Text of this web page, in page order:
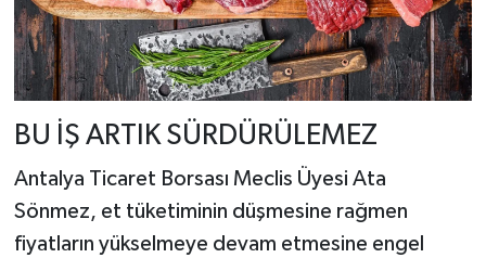
BU İŞ ARTIK SÜRDÜRÜLEMEZ
Antalya Ticaret Borsası Meclis Üyesi Ata
Sönmez, et tüketiminin düşmesine rağmen
fiyatların yükselmeye devam etmesine engel